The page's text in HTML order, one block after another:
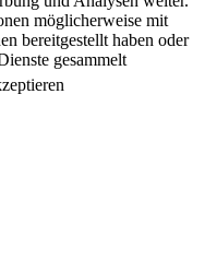
möglicherweise mit
bereitgestellt haben oder
gesammelt